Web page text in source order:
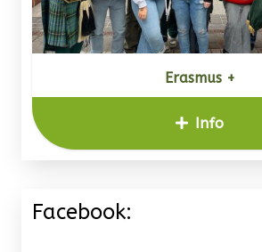
Erasmus +
Info
Facebook: